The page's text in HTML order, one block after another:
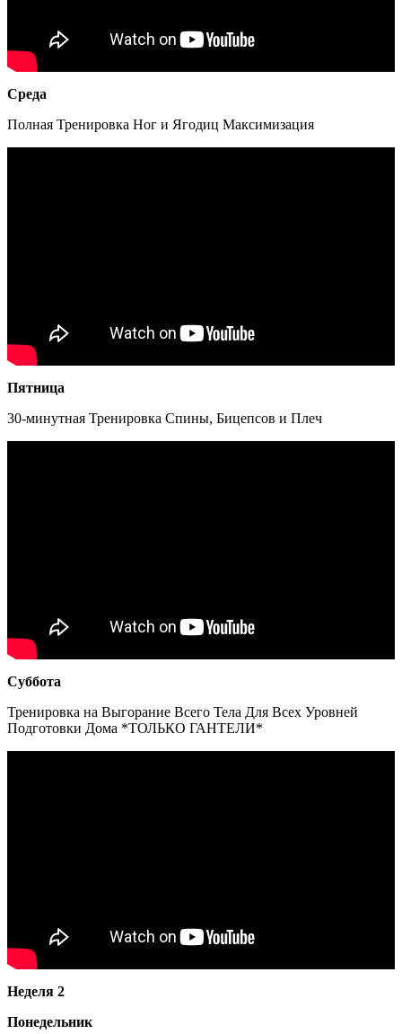
Среда
Полная Тренировка Ног и Ягодиц Максимизация
Пятница
30-минутная Тренировка Спины, Бицепсов и Плеч
Суббота
Тренировка на Выгорание Всего Тела Для Всех Уровней
Подготовки Дома *ТОЛЬКО ГАНТЕЛИ*
Неделя 2
Понедельник